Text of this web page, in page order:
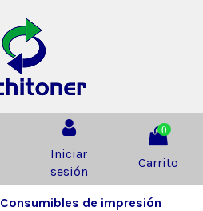
Iniciar
sesión
0
Carrito
Consumibles de impresión